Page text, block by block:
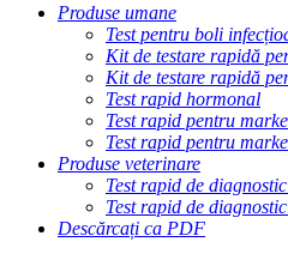
Produse umane
Test pentru boli
Kit de testare rapidă
Kit de testare rapidă
Test rapid hormonal
Test rapid pentru
Test rapid pentru
Produse veterinare
Test rapid de
Test rapid de
Descărcați ca PDF